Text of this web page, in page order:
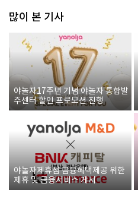
많이 본 기사
야놀자17주년 기념 야놀자 통합발
주센터 할인 프로모션 진행
야놀자제휴점 금융혜택제공 위한
제휴 및 금융서비스 게시